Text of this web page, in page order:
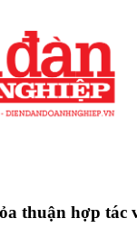
thuận hợp tác